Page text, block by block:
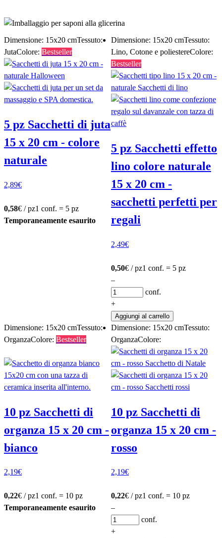
Dimensione: 15x20 cmTessuto:
JutaColore: Bestseller
5 pz Sacchetti di juta
15 x 20 cm - colore
naturale
2,89€
0,58€ / pz1 conf. = 5 pz
Temporaneamente esaurito
Dimensione: 15x20 cmTessuto:
Lino, Cotone e poliestereColore:
Bestseller
5 pz Sacchetti effetto
lino colore naturale
15 x 20 cm -
sacchetti perfetti per
regali
2,49€
0,50€ / pz1 conf. = 5 pz
–
conf.
+
Aggiungi al carrello
Dimensione: 15x20 cmTessuto:
OrganzaColore: Bestseller
10 pz Sacchetti di
organza 15 x 20 cm -
bianco
2,19€
0,22€ / pz1 conf. = 10 pz
Temporaneamente esaurito
Dimensione: 15x20 cmTessuto:
OrganzaColore:
10 pz Sacchetti di
organza 15 x 20 cm -
rosso
2,19€
0,22€ / pz1 conf. = 10 pz
–
conf.
+